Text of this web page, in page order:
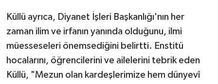
Küllü ayrıca, Diyanet İşleri Başkanlığı'nın her
zaman ilim ve irfanın yanında olduğunu, ilmi
müesseseleri önemsediğini belirtti. Enstitü
hocalarını, öğrencilerini ve ailelerini tebrik eden
Küllü, "Mezun olan kardeşlerimize hem dünyevî
İstanbul Müftülüğü
İzmir Müftülüğü
Kahramanmaraş Müftülüğü